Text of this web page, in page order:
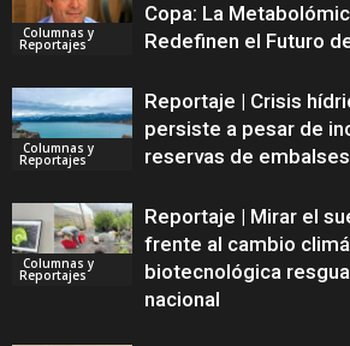
Columnas y
Reportajes
Copa: La
Redefinen el Futuro
Columnas y
Reportajes
Reportaje | Crisis
persiste a pesar de
reservas de embalses
Columnas y
Reportajes
Reportaje | Mirar el
frente al cambio
biotecnológica
nacional